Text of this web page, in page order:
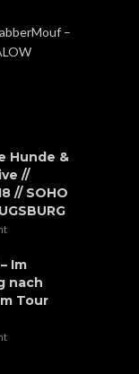
–
Hunde &
//
// SOHO
Im
nach
Tour